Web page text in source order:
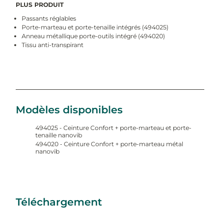
PLUS PRODUIT
Passants réglables
Porte-marteau et porte-tenaille intégrés (494025)
Anneau métallique porte-outils intégré (494020)
Tissu anti-transpirant
Modèles disponibles
494025 - Ceinture Confort + porte-marteau et porte-
tenaille nanovib
494020 - Ceinture Confort + porte-marteau métal
nanovib
Téléchargement